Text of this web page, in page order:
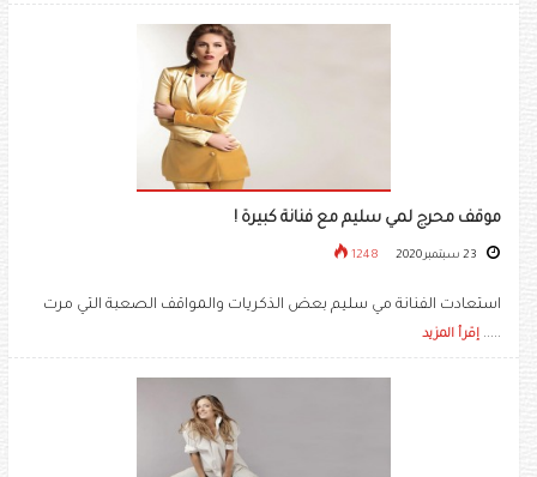
موقف محرج لمي سليم مع فنانة كبيرة !
1248
استعادت الفنانة مي سليم بعض الذكريات والمواقف الصعبة التي مرت
..... إقرأ المزيد